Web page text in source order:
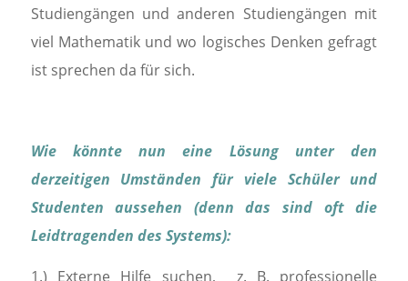
Studiengängen und anderen Studiengängen mit
viel Mathematik und wo logisches Denken gefragt
ist sprechen da für sich.
Wie könnte nun eine Lösung unter den
derzeitigen Umständen für viele Schüler und
Studenten aussehen (denn das sind oft die
Leidtragenden des Systems):
1.) Externe Hilfe suchen, z. B. professionelle